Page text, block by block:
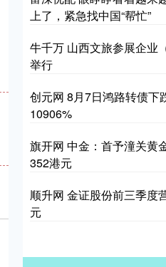
上了，紧急找中国“帮忙”
牛千万 山西文旅参展企业
举行
创元网 8月7日鸿路转债下
10906%
旗开网 中金：首予潼关黄
352港元
顺升网 金证股份前三季度
元